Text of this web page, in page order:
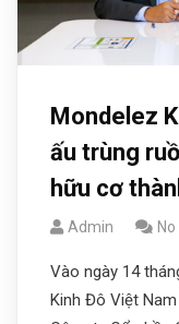
Mondelez
ấu trùng
hữu cơ
Admin
Vào ngày 14
Kinh Đô Việt